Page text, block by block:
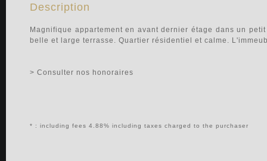
Description
Magnifique appartement en avant dernier étage dans un
belle et large terrasse. Quartier résidentiel et calme.
> Consulter nos honoraires
* : including fees 4.88% including taxes charged to the purchaser